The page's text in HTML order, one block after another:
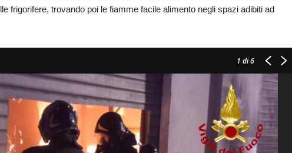
frigorifere, trovando poi le fiamme facile alimento negli spazi adibiti ad
1 di 6